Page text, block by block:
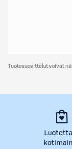
Tuotesuosittelut voivat